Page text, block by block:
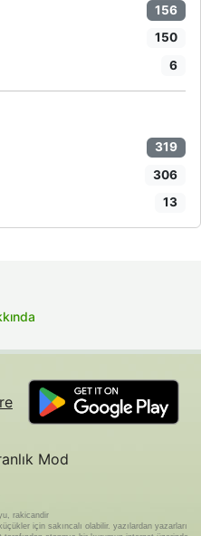
156
150
6
319
306
13
Mod
rakicandir
için sakıncalı olabilir. yazılardan yazarları